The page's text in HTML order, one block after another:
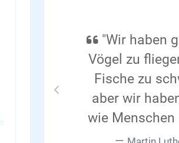
"Wir haben
Vögel zu
Fische zu
aber wir
wie Menschen
Previous